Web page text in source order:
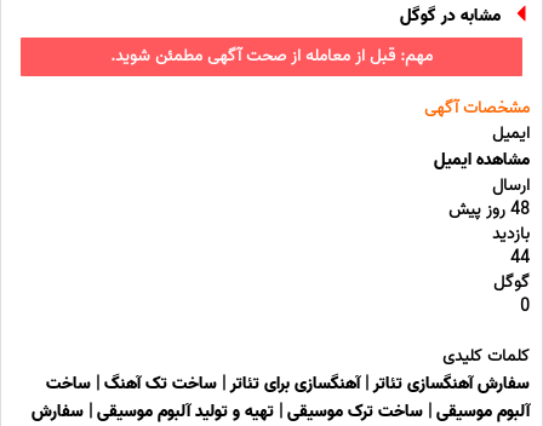
مشابه در گوگل
مهم: قبل از معامله از صحت آگهی مطمئن شوید.
مشخصات آگهی
ایمیل
مشاهده ایمیل
ارسال
48 روز پیش
بازدید
44
گوگل
0
کلمات کلیدی
سفارش آهنگسازی تئاتر|آهنگسازی برای تئاتر| ساخت تک آهنگ| ساخت
آلبوم موسیقی| ساخت ترک موسیقی| تهیه و تولید آلبوم موسیقی| سفارش